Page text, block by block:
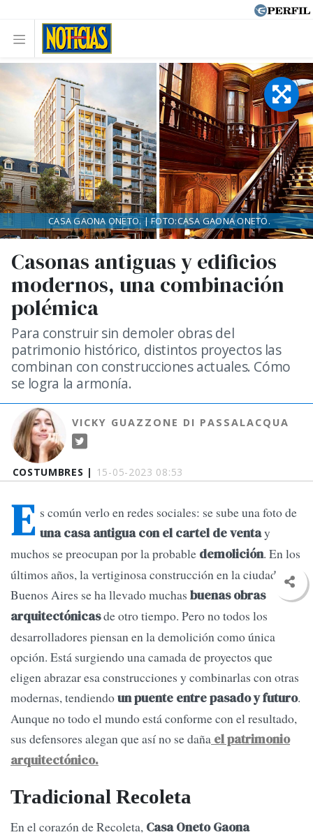
COSTUMBRES | 15-05-2023 08:53
Casonas antiguas y edificios
modernos, una combinación
polémica
Para construir sin demoler obras del
patrimonio histórico, distintos proyectos las
combinan con construcciones actuales. Cómo
se logra la armonía.
VICKY GUAZZONE DI PASSALACQUA
CASA GAONA ONETO. | FOTO:CASA GAONA ONETO.
E s común verlo en redes sociales: se sube una foto de
una casa antigua con el cartel de ventay
muchos se preocupan por la probable demolición. En los
últimos años, la vertiginosa construcción en la ciudad de
Buenos Aires se ha llevado muchas buenas obras
arquitectónicasde otro tiempo. Pero no todos los
desarrolladores piensan en la demolición como única
opción. Está surgiendo una camada de proyectos que
eligen abrazar esa construcciones y combinarlas con otras
modernas, tendiendoun puente entre pasado y futuro.
Aunque no todo el mundo está conforme con el resultado,
sus defensores alegan que así no se daña el patrimonio
arquitectónico.
Tradicional Recoleta
En el corazón de Recoleta, Casa Oneto Gaona